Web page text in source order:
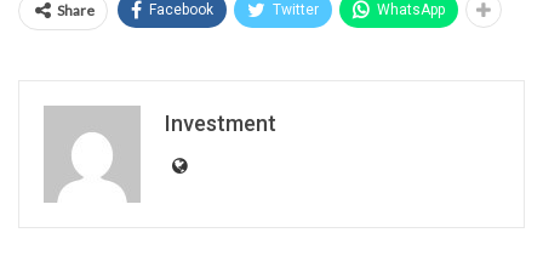
Share Facebook Twitter WhatsApp
Investment